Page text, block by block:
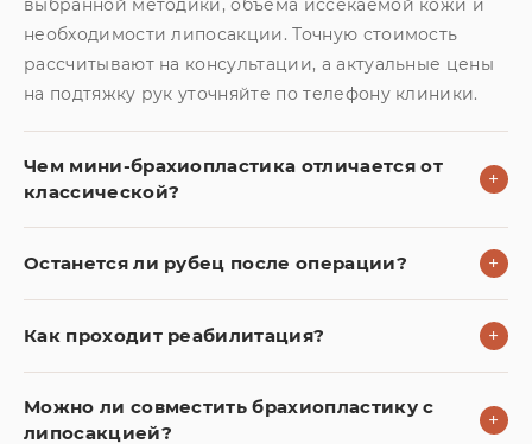
выбранной методики, объёма иссекаемой кожи и
необходимости липосакции. Точную стоимость
рассчитывают на консультации, а актуальные цены
на подтяжку рук уточняйте по телефону клиники.
Чем мини-брахиопластика отличается от
классической?
+
Останется ли рубец после операции? +
Как проходит реабилитация? +
Можно ли совместить брахиопластику с
липосакцией?
+